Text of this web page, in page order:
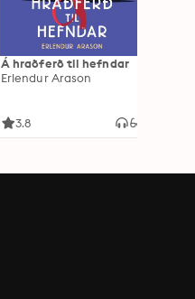
Á hraðferð til hefndar
Erlendur Arason
3.8